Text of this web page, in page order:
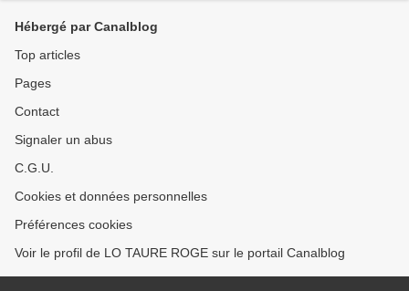
Hébergé par Canalblog
Top articles
Pages
Contact
Signaler un abus
C.G.U.
Cookies et données personnelles
Préférences cookies
Voir le profil de LO TAURE ROGE sur le portail Canalblog